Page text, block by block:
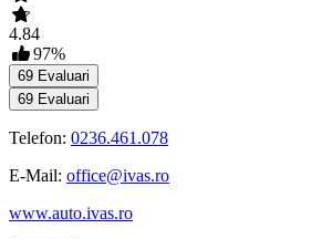
4.84
97%
69 Evaluari
69 Evaluari
Telefon: 0236.461.078
E-Mail: office@ivas.ro
www.auto.ivas.ro